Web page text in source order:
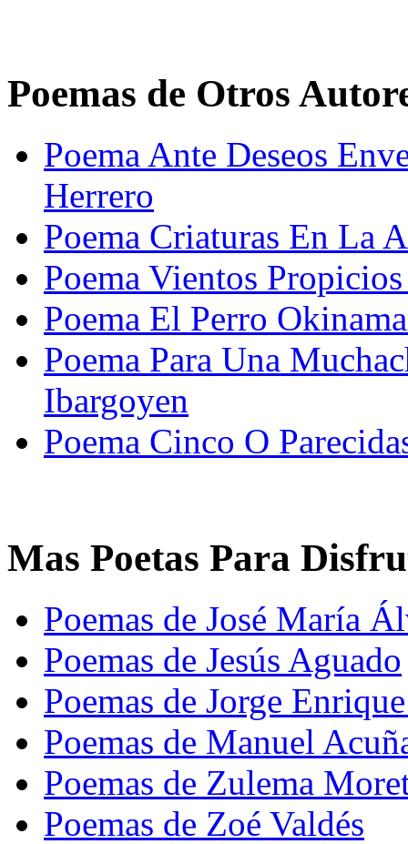
Poemas de Otros
Poema Ante Deseos
Herrero
Poema Criaturas En La
Poema Vientos
Poema El Perro
Poema Para Una
Ibargoyen
Poema Cinco O
Mas Poetas Para
Poemas de José María
Poemas de Jesús Aguado
Poemas de Jorge
Poemas de Manuel
Poemas de Zulema
Poemas de Zoé Valdés